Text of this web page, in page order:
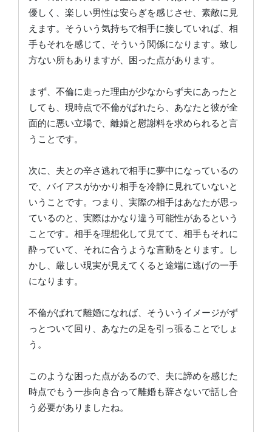
優しく、楽しい男性は安らぎを感じさせ、素敵に見
えます。そういう気持ちで相手に接していれば、相
手もそれを感じて、そういう関係になります。致し
方ない所もありますが、困った点があります。
まず、不倫に走った理由が少なからず夫にあったと
しても、現時点で不倫がばれたら、あなたと彼が全
面的に悪い立場で、離婚と慰謝料を求められると言
うことです。
次に、夫との辛さ逃れで相手に夢中になっているの
で、バイアスがかかり相手を冷静に見れていないと
いうことです。つまり、実際の相手はあなたが思っ
ているのと、実際はかなり違う可能性があるという
ことです。相手を理想化して見てて、相手もそれに
酔っていて、それに合うような言動をとります。し
かし、厳しい現実が見えてくると途端に逃げの一手
になります。
不倫がばれて離婚になれば、そういうイメージがず
っとついて回り、あなたの足を引っ張ることでしょ
う。
このような困った点があるので、夫に諦めを感じた
時点でもう一歩向き合って離婚も辞さないで話し合
う必要がありましたね。